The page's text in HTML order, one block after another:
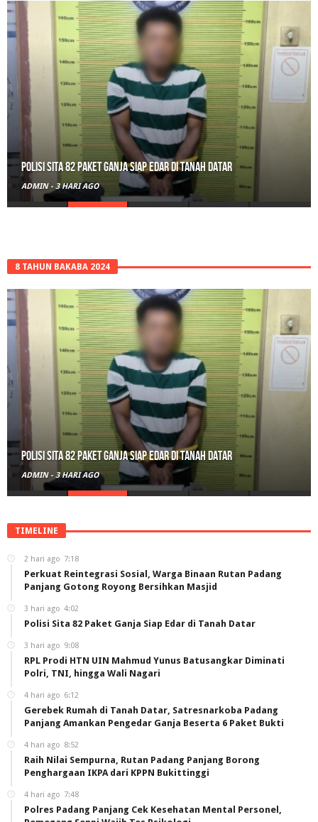
Polisi Sita 82 Paket Ganja Siap Edar di Tanah Datar
ADMIN - 3 HARI AGO
8 TAHUN BAKABA 2024
Polisi Sita 82 Paket Ganja Siap Edar di Tanah Datar
ADMIN - 3 HARI AGO
TIMELINE
2 hari ago 7:18
Perkuat Reintegrasi Sosial, Warga Binaan Rutan Padang
Panjang Gotong Royong Bersihkan Masjid
3 hari ago 4:02
Polisi Sita 82 Paket Ganja Siap Edar di Tanah Datar
3 hari ago 9:08
RPL Prodi HTN UIN Mahmud Yunus Batusangkar Diminati
Polri, TNI, hingga Wali Nagari
4 hari ago 6:12
Gerebek Rumah di Tanah Datar, Satresnarkoba Padang
Panjang Amankan Pengedar Ganja Beserta 6 Paket Bukti
4 hari ago 8:52
Raih Nilai Sempurna, Rutan Padang Panjang Borong
Penghargaan IKPA dari KPPN Bukittinggi
4 hari ago 7:48
Polres Padang Panjang Cek Kesehatan Mental Personel,